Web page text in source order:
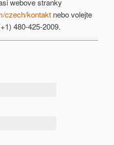
webove stranky
czech/kontakt nebo volejte
480-425-2009.